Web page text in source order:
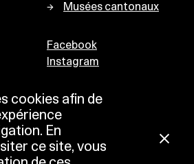
cookies afin de
En
ce site, vous
Musées cantonaux
Facebook
Instagram